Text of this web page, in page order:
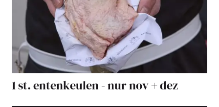
1 st. entenkeulen - nur nov + dez